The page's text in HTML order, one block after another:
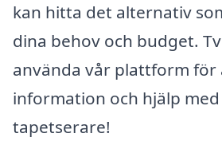
kan hitta det alternativ
dina behov och budget.
använda vår plattform för
information och hjälp
tapetserare!